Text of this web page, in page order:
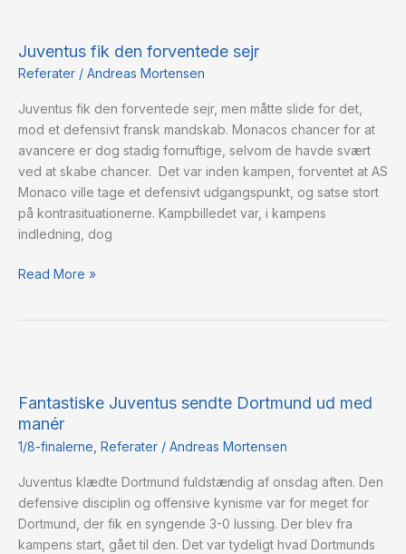
Juventus fik den forventede sejr
Referater / Andreas Mortensen
Juventus fik den forventede sejr, men måtte slide for det,
mod et defensivt fransk mandskab. Monacos chancer for at
avancere er dog stadig fornuftige, selvom de havde svært
ved at skabe chancer. Det var inden kampen, forventet at AS
Monaco ville tage et defensivt udgangspunkt, og satse stort
på kontrasituationerne. Kampbilledet var, i kampens
indledning, dog
den
forventede
Read More »
Fantastiske Juventus sendte Dortmund ud med
manér
1/8-finalerne Referater / Andreas Mortensen
Juventus klædte Dortmund fuldstændig af onsdag aften. Den
defensive disciplin og offensive kynisme var for meget for
Dortmund, der fik en syngende 3-0 lussing. Der blev fra
kampens start, gået til den. Det var tydeligt hvad Dortmunds
sendte
Dortmund
ud
manér